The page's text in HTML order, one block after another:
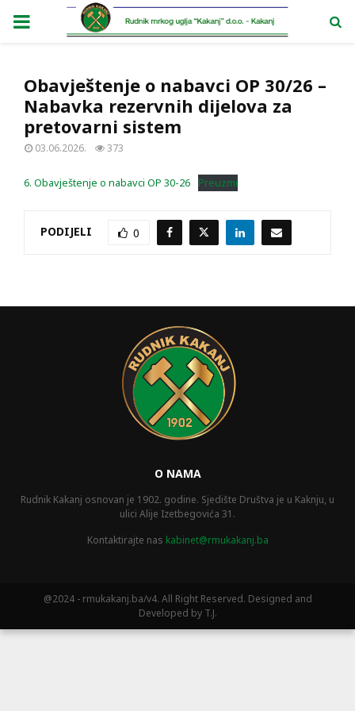
PRIMARY
Obavještenje o nabavci OP 30/26 –
Nabavka rezervnih dijelova za
pretovarni sistem
03.06.2026. 373
6. Obavještenje o nabavci OP 30-26 Preuzmi
PODIJELI 0
O NAMA
Rudnik Kakanj osnovan je 1902. godine. Sjedište Društva je u Kaknju, u
ulici Alije Izetbegovića 31.
Kontaktirajte nas kabinet@rmukakanj.ba
@2024 - rmukakanj.ba/v4. All Right Reserved. Designed and
Developed by T.J.